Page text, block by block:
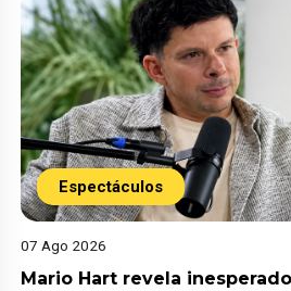
Espectáculos
07 Ago 2026
Mario Hart revela